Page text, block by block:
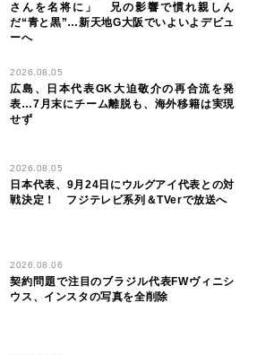
さんを名将に」 兄の影響で慣れ親しん
だ“青と黒”…新天地G大阪でいよいよデビュ
ーへ
2026.08.05
広島、日本代表GK大迫敬介の再合流を発
表…7月末にチーム離脱も、海外移籍は実現
せず
2026.08.05
日本代表、9月24日にウルグアイ代表との対
戦決定！ フジテレビ系列＆TVerで放送へ
2026.08.06
契約問題で注目のブラジル代表FWヴィニシ
ウス、インスタの写真を全削除